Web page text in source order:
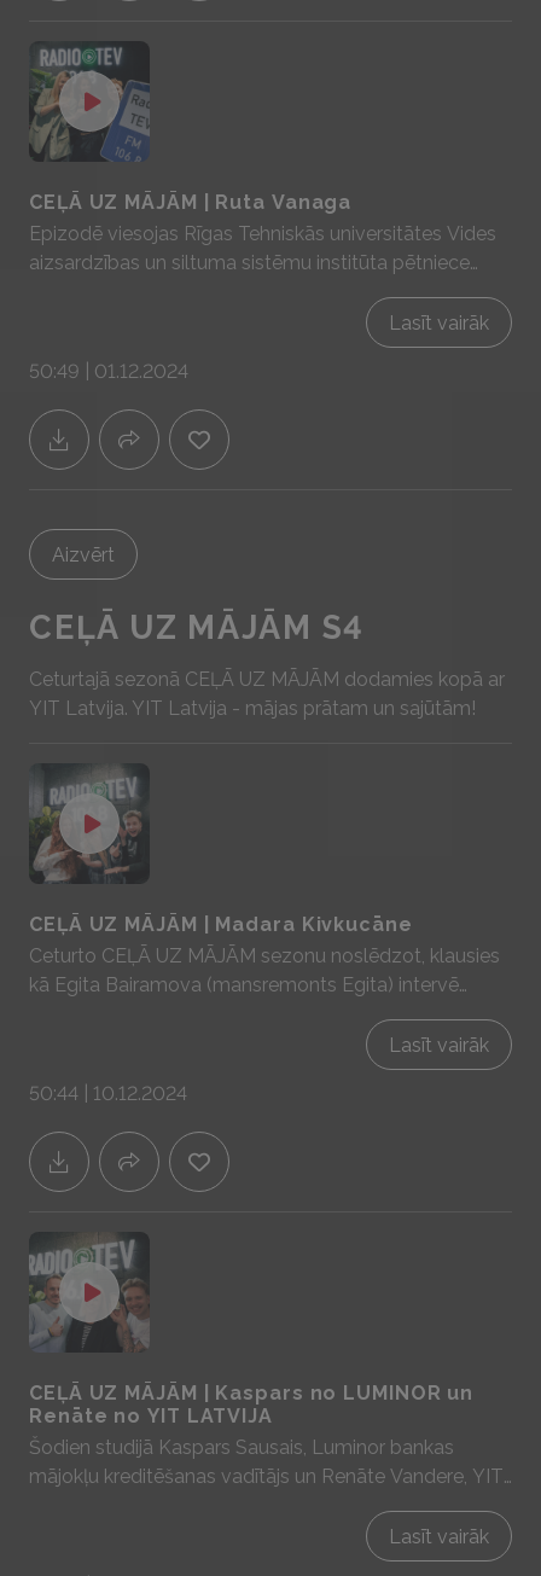
CEĻĀ UZ MĀJĀM | Ruta Vanaga
Epizodē viesojas Rīgas Tehniskās universitātes Vides
aizsardzības un siltuma sistēmu institūta pētniece
inženierzinātņu doktore Ruta Vanaga. Ruta meklē
atbildes uz mums visiem tik ļoti būtiskajiem
energoefektivitātes jautājumiem raugoties dabā, tās
procesos un tās principus ievieš jaunās tehnoloģijās.
Sadarbībā ar YIT Latvija - mājas prātam un sajūtām!
www.yit.lv
Lasīt vairāk
50:49 | 01.12.2024
Aizvērt
CEĻĀ UZ MĀJĀM S4
Ceturtajā sezonā CEĻĀ UZ MĀJĀM dodamies kopā ar
YIT Latvija . YIT Latvija - mājas prātam un sajūtām!
CEĻĀ UZ MĀJĀM | Madara Kivkucāne
Ceturto CEĻĀ UZ MĀJĀM sezonu noslēdzot, klausies
kā Egita Bairamova (mansremonts Egita) intervē
mūsu Madaru par to kāds bija viņas “ceļš uz mājām”.
Sadarbībā ar YIT Latvija - mājas prātam un sajūtām!
Lasīt vairāk
50:44 | 10.12.2024
CEĻĀ UZ MĀJĀM | Kaspars no LUMINOR un
Renāte no YIT LATVIJA
Šodien studijā Kaspars Sausais, Luminor bankas
mājokļu kreditēšanas vadītājs un Renāte Vandere, YIT
LATVIJA Mārketinga un pārdošanas nodaļas vadītāja,
lai aprunātos par aktuālitātēm kreditēšanas unLasīt vairāk